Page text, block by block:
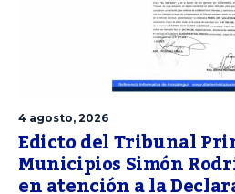
4 agosto, 2026
Edicto del Tribunal
Municipios Simón